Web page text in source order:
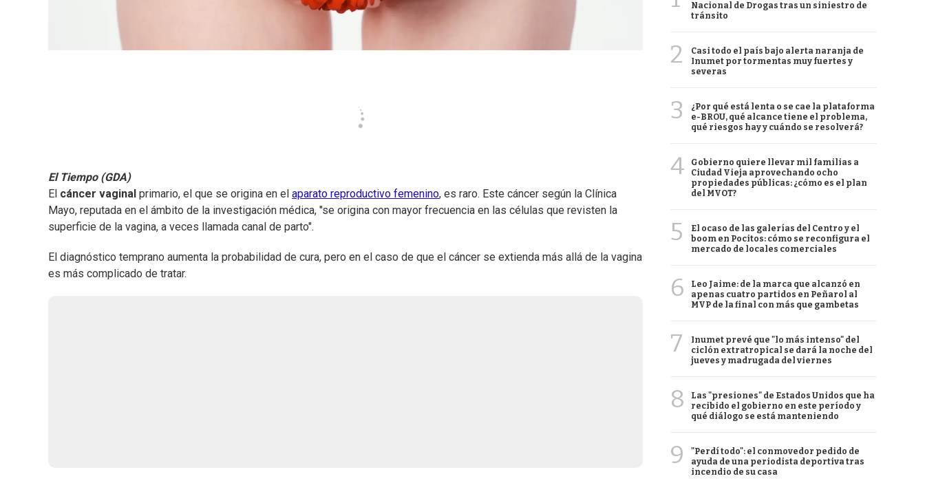
El Tiempo (GDA)
El cáncer vaginal primario, el que se origina en el aparato reproductivo femenino, es raro. Este cáncer según la Clínica
Mayo, reputada en el ámbito de la investigación médica, "se origina con mayor frecuencia en las células que revisten la
superficie de la vagina, a veces llamada canal de parto".
El diagnóstico temprano aumenta la probabilidad de cura, pero en el caso de que el cáncer se extienda más allá de la vagina
es más complicado de tratar.
Nacional de Drogas tras un siniestro de
tránsito
2
Casi todo el país bajo alerta naranja de
Inumet por tormentas muy fuertes y
severas
3
¿Por qué está lenta o se cae la plataforma
e-BROU, qué alcance tiene el problema,
qué riesgos hay y cuándo se resolverá?
4
Gobierno quiere llevar mil familias a
Ciudad Vieja aprovechando ocho
propiedades públicas: ¿cómo es el plan
del MVOT?
5
El ocaso de las galerías del Centro y el
boom en Pocitos: cómo se reconfigura el
mercado de locales comerciales
6
Leo Jaime: de la marca que alcanzó en
apenas cuatro partidos en Peñarol al
MVP de la final con más que gambetas
7
Inumet prevé que "lo más intenso" del
ciclón extratropical se dará la noche del
jueves y madrugada del viernes
8
Las "presiones" de Estados Unidos que ha
recibido el gobierno en este período y
qué diálogo se está manteniendo
9
"Perdí todo": el conmovedor pedido de
ayuda de una periodista deportiva tras
incendio de su casa